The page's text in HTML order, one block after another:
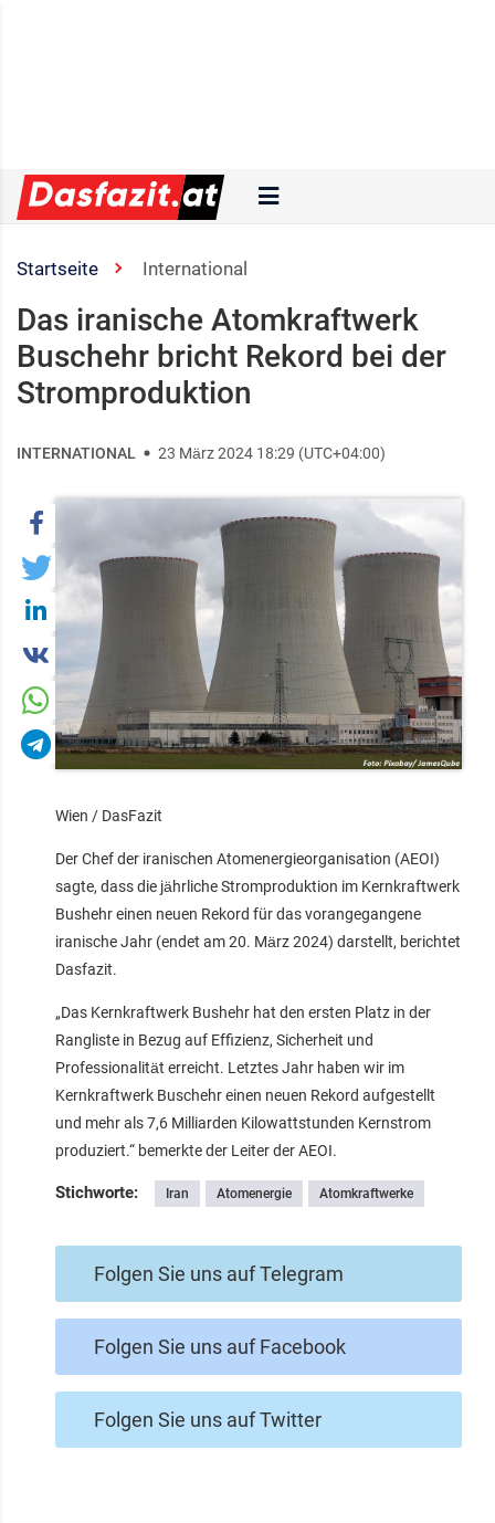
Startseite International
Das iranische Atomkraftwerk
Buschehr bricht Rekord bei der
Stromproduktion
INTERNATIONAL 23 März 2024 18:29 (UTC+04:00)
Wien / DasFazit
Der Chef der iranischen Atomenergieorganisation (AEOI)
sagte, dass die jährliche Stromproduktion im Kernkraftwerk
Bushehr einen neuen Rekord für das vorangegangene
iranische Jahr (endet am 20. März 2024) darstellt, berichtet
Dasfazit.
„Das Kernkraftwerk Bushehr hat den ersten Platz in der
Rangliste in Bezug auf Effizienz, Sicherheit und
Professionalität erreicht. Letztes Jahr haben wir im
Kernkraftwerk Buschehr einen neuen Rekord aufgestellt
und mehr als 7,6 Milliarden Kilowattstunden Kernstrom
produziert.“ bemerkte der Leiter der AEOI.
Stichworte: Iran Atomenergie Atomkraftwerke
Folgen Sie uns auf Telegram
Folgen Sie uns auf Facebook
Folgen Sie uns auf Twitter